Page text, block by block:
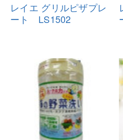
レイエ グリルピザプレ
ート LS1502